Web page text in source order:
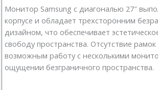
Монитор Samsung с диагональю 27″
корпусе и обладает трехсторонним
дизайном, что обеспечивает
свободу пространства. Отсутствие
возможным работу с несколькими
ощущении безграничного пространства.